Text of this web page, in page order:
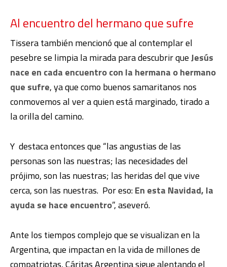
Al encuentro del hermano que sufre
Tissera también mencionó que al contemplar el
pesebre se limpia la mirada para descubrir queJesús
nace en cada encuentro con la hermana o hermano
que sufre, ya que como buenos samaritanos nos
conmovemos al ver a quien está marginado, tirado a
la orilla del camino.
Y destaca entonces que “las angustias de las
personas son las nuestras; las necesidades del
prójimo, son las nuestras; las heridas del que vive
cerca, son las nuestras. Por eso:En esta Navidad, la
ayuda se hace encuentro”, aseveró.
Ante los tiempos complejo que se visualizan en la
Argentina, que impactan en la vida de millones de